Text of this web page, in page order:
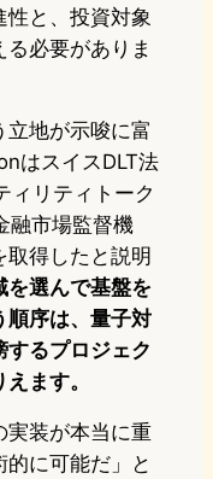
性と、投資対象
必要がありま
立地が示唆に富
はスイスDLT法
ィリティトーク
融市場監督機
得したと説明
を選んで基盤を
順序は、量子対
するプロジェク
ます。
実装が本当に重
に可能だ」と